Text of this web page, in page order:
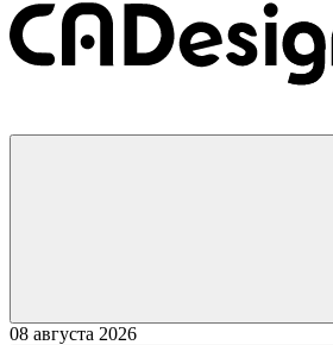
08 августа 2026